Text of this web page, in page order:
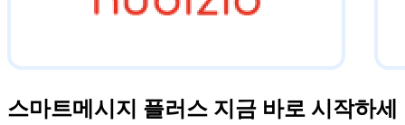
스마트메시지 플러스 지금 바로 시작하세